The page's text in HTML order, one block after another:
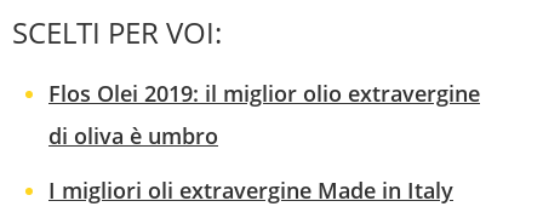
SCELTI PER VOI:
Flos Olei 2019: il miglior olio extravergine
di oliva è umbro
I migliori oli extravergine Made in Italy